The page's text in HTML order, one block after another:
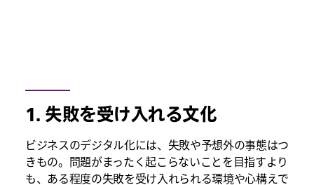
1. 失敗を受け入れる文化
ビジネスのデジタル化には、失敗や予想外の事態はつ
きもの。問題がまったく起こらないことを目指すより
も、ある程度の失敗を受け入れられる環境や心構えで